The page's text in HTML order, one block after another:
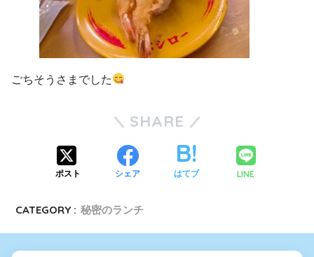
ごちそうさまでした
SHARE
ポスト シェア はてブ LINE
CATEGORY : 秘密のランチ